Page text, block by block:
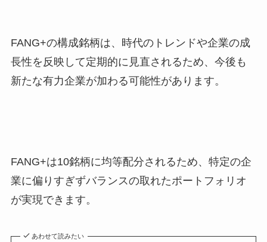
FANG+の構成銘柄は、時代のトレンドや企業の成
長性を反映して定期的に見直されるため、今後も
新たな有力企業が加わる可能性があります。
FANG+は10銘柄に均等配分されるため、特定の企
業に偏りすぎずバランスの取れたポートフォリオ
が実現できます。
あわせて読みたい